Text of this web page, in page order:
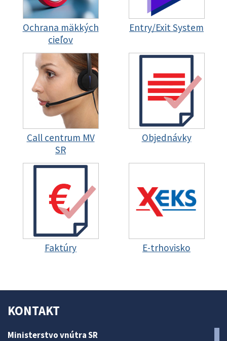
Ochrana mäkkých
cieľov
Entry/Exit System
Call centrum MV
SR
Objednávky
Faktúry E-trhovisko
KONTAKT
Ministerstvo vnútra SR